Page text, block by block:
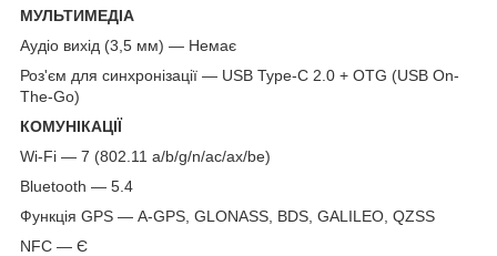
МУЛЬТИМЕДІА
Аудіо вихід (3,5 мм) — Немає
Роз'єм для синхронізації — USB Type-C 2.0 + OTG (USB On-
The-Go)
КОМУНІКАЦІЇ
Wi-Fi — 7 (802.11 a/b/g/n/ac/ax/be)
Bluetooth — 5.4
Функція GPS — A-GPS, GLONASS, BDS, GALILEO, QZSS
NFC — Є